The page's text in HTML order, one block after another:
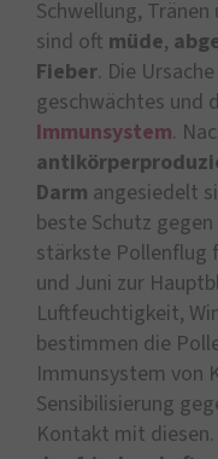
Schwellung,
sind oft müde,
Fieber. Die
geschwächtes und
Immunsystem.
Darm angesiedelt
beste Schutz
stärkste Pollenflug
und Juni zur
Luftfeuchtigkeit,
bestimmen die
Immunsystem von
Sensibilisierung
Kontakt mit